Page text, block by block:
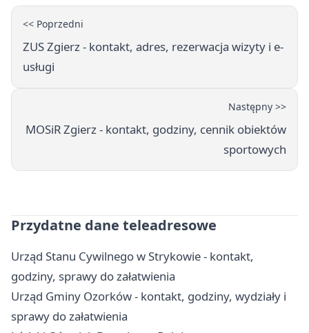
<< Poprzedni
ZUS Zgierz - kontakt, adres, rezerwacja wizyty i e-
usługi
Następny >>
MOSiR Zgierz - kontakt, godziny, cennik obiektów
sportowych
Przydatne dane teleadresowe
Urząd Stanu Cywilnego w Strykowie - kontakt,
godziny, sprawy do załatwienia
Urząd Gminy Ozorków - kontakt, godziny, wydziały i
sprawy do załatwienia